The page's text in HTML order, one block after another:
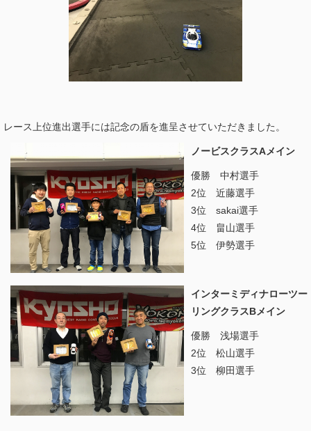
レース上位進出選手には記念の盾を進呈させていただきました。
ノービスクラスAメイン
優勝 中村選手
2位 近藤選手
3位 sakai選手
4位 畠山選手
5位 伊勢選手
インターミディナローツー
リングクラスBメイン
優勝 浅場選手
2位 松山選手
3位 柳田選手